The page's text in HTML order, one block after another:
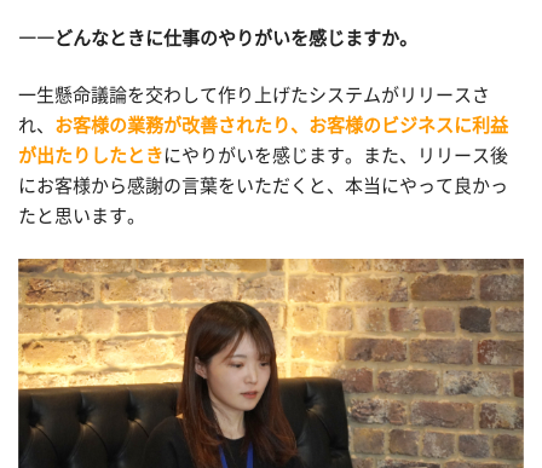
――どんなときに仕事のやりがいを感じますか。
一生懸命議論を交わして作り上げたシステムがリリースさ
れ、 お客様の業務が改善されたり、お客様のビジネスに利益
が出たりしたとき にやりがいを感じます。また、リリース後
にお客様から感謝の言葉をいただくと、本当にやって良かっ
たと思います。